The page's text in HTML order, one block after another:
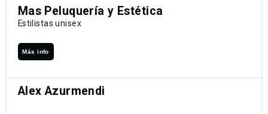
Mas Peluquería y Estética
Estilistas unisex
Más info
Alex Azurmendi